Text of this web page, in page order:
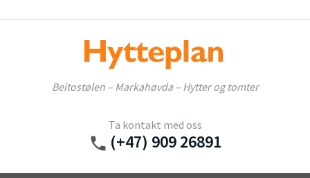
to
Beitostølen – Markahøvda – Hytter og tomter
Ta kontakt med oss
phone (+47) 909 26891